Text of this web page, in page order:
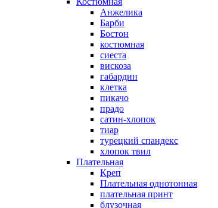
Анжелика
Барби
Бостон
костюмная
сиеста
вискоза
габардин
клетка
пикачо
прадо
сатин-хлопок
тиар
турецкий спандекс
хлопок твил
Плательная
Креп
Плательная однотонная
плательная принт
блузочная